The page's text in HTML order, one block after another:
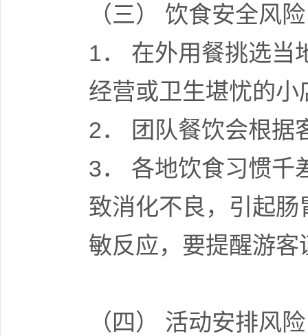
（三） 饮食安全风险
1． 在外用餐挑选当
经营或卫生堪忧的
2． 团队餐饮会根据
3． 各地饮食习惯千
致消化不良，引起
敏反应，要提醒游
（四） 活动安排风险